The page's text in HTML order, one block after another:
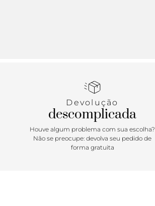
Devolução
descomplicada
Houve algum problema com sua escolha?
Não se preocupe: devolva seu pedido de
forma gratuita